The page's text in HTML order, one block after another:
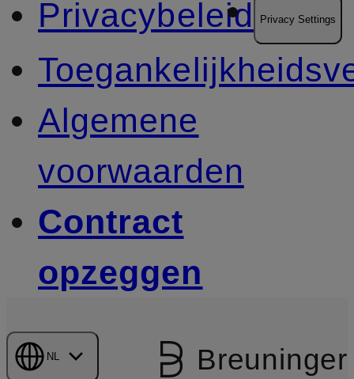
Privacybeleid
Privacy Settings
Algemene
voorwaarden
Contract
opzeggen
NL Breuninger